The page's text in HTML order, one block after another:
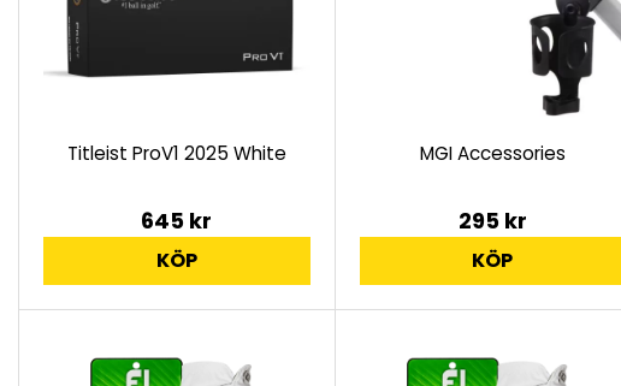
Titleist ProV1 2025 White
645 kr
KÖP
MGI Accessories
295 kr
KÖP